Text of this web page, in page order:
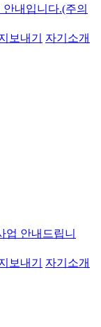
내입니다.(주의
보내기
자기소개
업 안내드립니
보내기
자기소개